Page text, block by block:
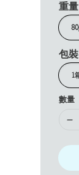
重量
包裝
數量